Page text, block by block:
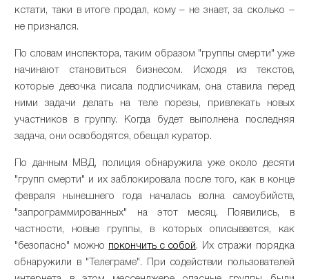
кстати, таки в итоге продал, кому – не знает, за сколько –
не признался.
По словам инспектора, таким образом "группы смерти" уже
начинают становиться бизнесом. Исходя из текстов,
которые девочка писала подписчикам, она ставила перед
ними задачи делать на теле порезы, привлекать новых
участников в группу. Когда будет выполнена последняя
задача, они освободятся, обещал куратор.
По данным МВД, полиция обнаружила уже около десяти
"групп смерти" и их заблокировала после того, как в конце
февраля нынешнего года началась волна самоубийств,
"запрограммированных" на этот месяц. Появились, в
частности, новые группы, в которых описывается, как
"безопасно" можно покончить с собой. Их стражи порядка
обнаружили в "Телеграме". При содействии пользователей